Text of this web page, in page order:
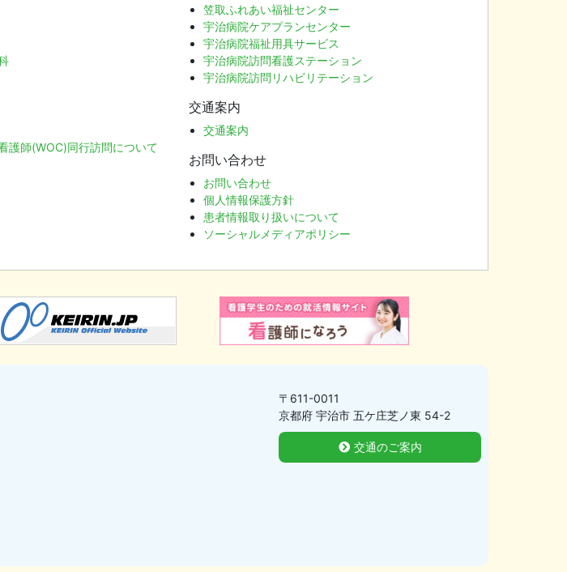
護師(WOC)同行訪問について
笠取ふれあい福祉センター
宇治病院ケアプランセンター
宇治病院福祉用具サービス
宇治病院訪問看護ステーション
宇治病院訪問リハビリテーション
交通案内
交通案内
お問い合わせ
お問い合わせ
個人情報保護方針
患者情報取り扱いについて
ソーシャルメディアポリシー
〒611-0011
京都府 宇治市 五ケ庄芝ノ東 54-2
交通のご案内